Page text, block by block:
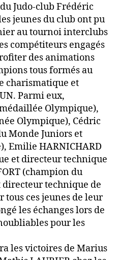
Judo-club Frédéric
jeunes du club ont pu
au tournoi interclubs
compétiteurs engagés
des animations
tous formés au
charismatique et
Parmi eux,
Olympique),
Olympique), Cédric
Monde Juniors et
Emilie HARNICHARD
et directeur technique
(champion du
technique de
tous ces jeunes de leur
les échanges lors de
pour les
les victoires de Marius